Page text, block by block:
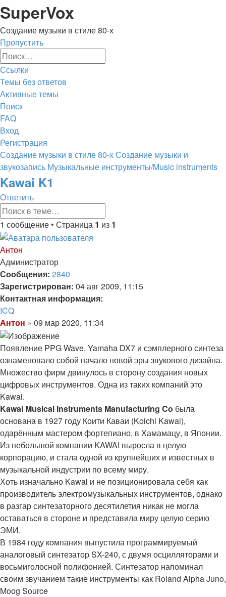
Регистрация
SuperVox
Создание музыки в стиле 80-х
Пропустить
Ссылки
Темы без ответов
Активные темы
Поиск
FAQ
Вход
Регистрация
Создание музыки в стиле 80-хСоздание музыки и
звукозапись Музыкальные инструменты/Music instruments
Поиск
Kawai K1
Ответить
Ответить
Поиск
поиск
1 сообщение • Страница 1 из 1
Антон
Администратор
Сообщения: 2840
Зарегистрирован: 04 авг 2009, 11:15
Контактная информация:
Контактная
информация
пользователя
Антон
ICQ
Цитата
Сообщение
Антон » 09 мар 2020, 11:34
Появление PPG Wave, Yamaha DX7 и сэмплерного синтеза
ознаменовало собой начало новой эры звукового дизайна.
Множество фирм двинулось в сторону создания новых
цифровых инструментов. Одна из таких компаний это
Kawai.
Kawai Musical Instruments Manufacturing Co была
основана в 1927 году Коити Каваи (Koichi Kawai),
одарённым мастером фортепиано, в Хамамацу, в Японии.
Из небольшой компании KAWAI выросла в целую
корпорацию, и стала одной из крупнейших и известных в
музыкальной индустрии по всему миру.
Хоть изначально Kawai и не позиционировала себя как
производитель электромузыкальных инструментов, однако
в разгар синтезаторного десятилетия никак не могла
оставаться в стороне и представила миру целую серию
ЭМИ.
В 1984 году компания выпустила программируемый
аналоговый синтезатор SX-240, с двумя осцилляторами и
восьмиголосной полифонией. Синтезатор напоминал
своим звучанием такие инструменты как Roland Alpha Juno,
Moog Source